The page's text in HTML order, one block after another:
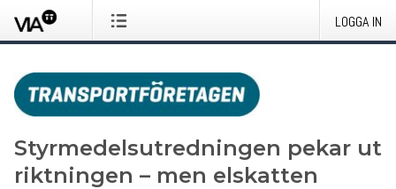
LOGGA IN
Styrmedelsutredningen pekar ut
riktningen – men elskatten